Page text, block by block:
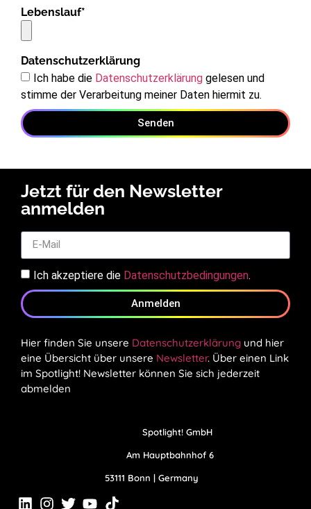
Lebenslauf*
Datenschutzerklärung
Ich habe die Datenschutzerklärung gelesen und
stimme der Verarbeitung meiner Daten hiermit zu.
Senden
Jetzt für den Newsletter
anmelden
Ich akzeptiere die Datenschutzbedingungen.
Anmelden
Hier finden Sie unsere Datenschutzerklärung und hier
eine Übersicht über unsere Newsletter. Über einen Link
im Spotlight! Newsletter können Sie sich jederzeit
abmelden
Spotlight! GmbH
Am Hauptbahnhof 6
53111 Bonn | Germany